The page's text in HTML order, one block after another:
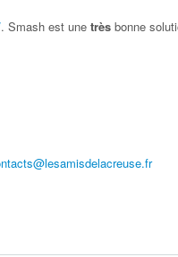
. Smash est une très bonne